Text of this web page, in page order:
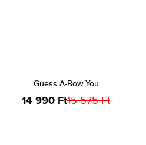
Guess A-Bow You
14 990 Ft15 575 Ft